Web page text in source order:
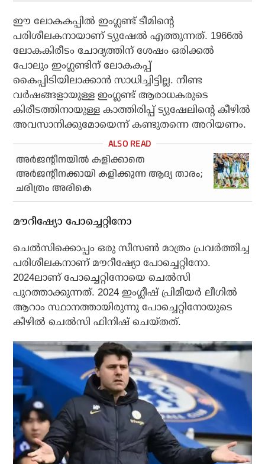
ഈ ലോകകപ്പില്‍ ഇംഗ്ലണ്ട് ടീമിന്റെ
പരിശീലകനായാണ് ട്യുഷേല്‍ എത്തുന്നത്. 1966ല്‍
ലോകകിരീടം ചോദ്യത്തിന് ശേഷം ഒരിക്കല്‍
പോലും ഇംഗ്ലണ്ടിന് ലോകകപ്പ്
കൈപ്പിടിയിലാക്കാന്‍ സാധിച്ചിട്ടില്ല. നീണ്ട
വര്‍ഷങ്ങളായുള്ള ഇംഗ്ലണ്ട് ആരാധകരുടെ
കിരീടത്തിനായുള്ള കാത്തിരിപ്പ് ട്യുഷേലിന്റെ കീഴില്‍
അവസാനിക്കുമോയെന്ന് കണ്ടുതന്നെ അറിയണം.
അർജന്റീനയിൽ കളിക്കാതെ
അർജന്റീനക്കായി കളിക്കുന്ന ആദ്യ താരം;
ചരിത്രം അരികെ
മൗറീഷ്യോ പോച്ചെറ്റിനോ
ചെല്‍സിക്കൊപ്പം ഒരു സീസണ്‍ മാത്രം പ്രവര്‍ത്തിച്ച
പരിശീലകനാണ് മൗറീഷ്യോ പോച്ചെറ്റിനോ.
2024ലാണ് പോച്ചെറ്റിനോയെ ചെല്‍സി
പുറത്താക്കുന്നത്. 2024 ഇംഗ്ലീഷ് പ്രിമീയര്‍ ലീഗില്‍
ആറാം സ്ഥാനത്തായിരുന്നു പോച്ചെറ്റിനോയുടെ
കീഴില്‍ ചെല്‍സി ഫിനിഷ് ചെയ്തത്.